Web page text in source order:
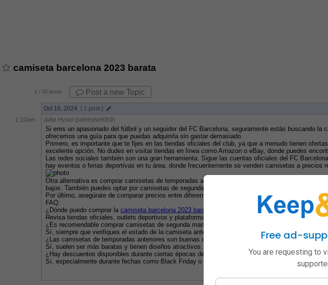
camiseta barcelona 2023 barata
1 / 20 posts Post a new Topic
Oct 16, 2024 ( 1 post )
1:10am
Julie Hyser (juliehyser069)
Si eres un apasionado del fútbol y un seguidor del FC Barcelona, seguramente estás buscando la
ofrecemos una guía para que puedas adquirirla sin gastar demasiado.
Primero, es importante que te fijes en las tiendas oficiales del club, ya que a menudo tienen
excelente opción. No dudes en visitar tiendas en línea como Amazon o eBay, donde puedes
Las redes sociales también son una gran herramienta. Sigue las cuentas oficiales del FC
hay eventos o ferias deportivas en tu área, donde frecuentemente se venden camisetas a precios
Otra alternativa es comprar camisetas de temporadas anteriores. Aunque no sean de la última
bajos. También puedes optar por camisetas de segunda mano, que suelen estar en buen estado
Por último, asegúrate de comparar precios entre diferentes tiendas antes de realizar tu compra.
FAQ:
¿Dónde puedo comprar la camiseta barcelona 2023 barata
Revisa tiendas oficiales, outlets deportivos y plataformas en línea como Amazon o eBay.
¿Es recomendable comprar camisetas de segunda mano?
Sí, siempre que verifiques el estado de la camiseta antes de comprar.
¿Las camisetas de temporadas anteriores son buenas opciones?
Sí, suelen ser más baratas y tienen diseños atractivos.
¿Hay descuentos disponibles durante ciertas épocas del año?
Sí, especialmente durante fechas como Black Friday o el inicio de la temporada.
Free ad-
You are requesting to